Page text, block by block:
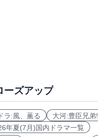
ーズアップ
ラ:風、薫る 大河:豊臣兄弟!
年夏(7月)国内ドラマ一覧